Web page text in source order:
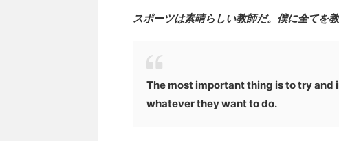
スポーツは素晴らしい教師だ。僕に全てを
The most important thing is to try and
whatever they want to do.